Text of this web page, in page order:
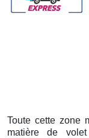
Toute cette zone
matière de